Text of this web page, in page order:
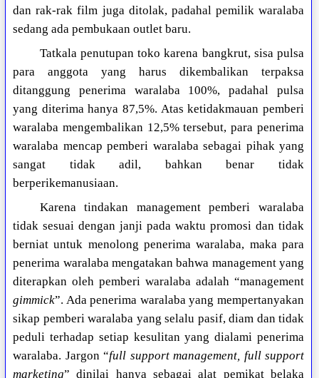
dan rak-rak film juga ditolak, padahal pemilik waralaba
sedang ada pembukaan outlet baru.
Tatkala penutupan toko karena bangkrut, sisa pulsa
para anggota yang harus dikembalikan terpaksa
ditanggung penerima waralaba 100%, padahal pulsa
yang diterima hanya 87,5%. Atas ketidakmauan pemberi
waralaba mengembalikan 12,5% tersebut, para penerima
waralaba mencap pemberi waralaba sebagai pihak yang
sangat tidak adil, bahkan benar tidak
berperikemanusiaan.
Karena tindakan management pemberi waralaba
tidak sesuai dengan janji pada waktu promosi dan tidak
berniat untuk menolong penerima waralaba, maka para
penerima waralaba mengatakan bahwa management yang
diterapkan oleh pemberi waralaba adalah “management
gimmick”. Ada penerima waralaba yang mempertanyakan
sikap pemberi waralaba yang selalu pasif, diam dan tidak
peduli terhadap setiap kesulitan yang dialami penerima
waralaba. Jargon “full support management, full support
marketing” dinilai hanya sebagai alat pemikat belaka